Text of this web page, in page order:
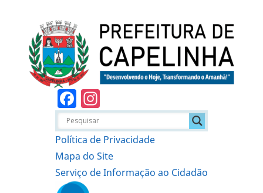
Facebook
Política de Privacidade
Mapa do Site
Serviço de Informação ao Cidadão